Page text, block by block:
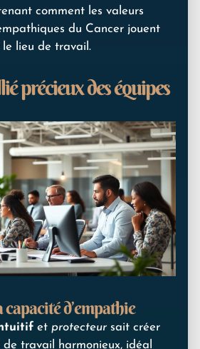
comment les valeurs
du Cancer jouent
le lieu de travail.
précieux des équipes
capacité d’empathie
et protecteur sait créer
travail harmonieux, idéal